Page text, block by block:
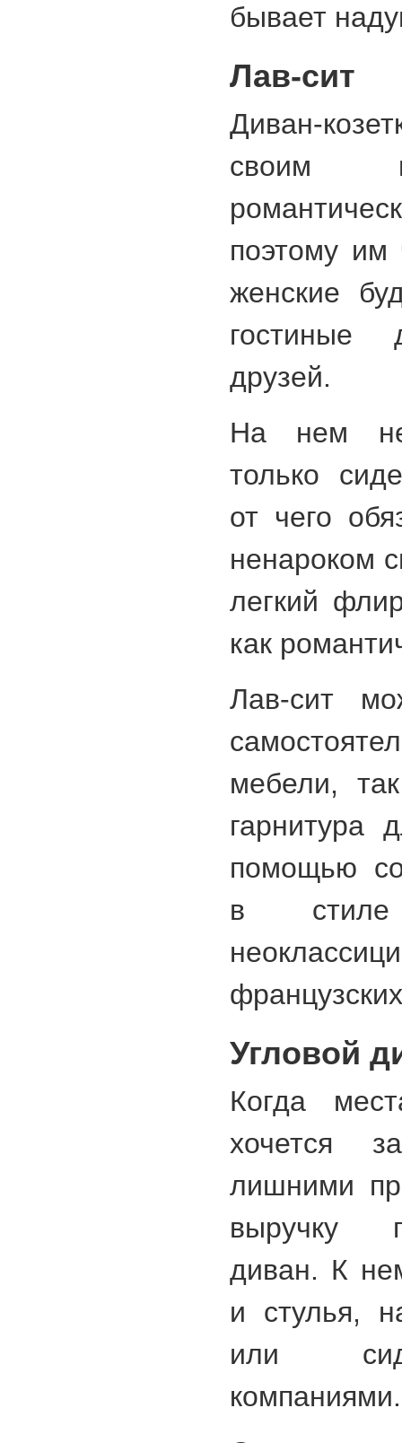
бывает
Лав-сит
Диван-
своим
поэтому им
женские
гостиные
друзей.
На нем
только
от чего
ненароком
легкий
как
Лав-сит
мебели,
гарнитура
помощью
в стиле
Угловой
Когда
хочется
лишними
выручку
диван. К
и стулья,
или
компаниями.